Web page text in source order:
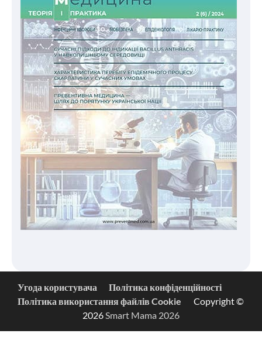
Угода користувача
Політика конфіденційності
Політика використання файлів Cookie
Copyright ©
2026Smart Mama 2026